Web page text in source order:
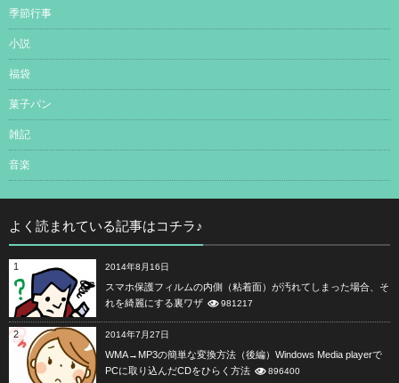
季節行事
小説
福袋
菓子パン
雑記
音楽
よく読まれている記事はコチラ♪
1 2014年8月16日
スマホ保護フィルムの内側（粘着面）が汚れてしまった場合、そ
れを綺麗にする裏ワザ
981217
2 2014年7月27日
WMA→MP3の簡単な変換方法（後編）Windows Media playerで
PCに取り込んだCDをひらく方法
896400